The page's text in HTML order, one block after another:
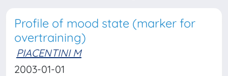
Profile of mood state (marker for
overtraining)
PIACENTINI M
2003-01-01